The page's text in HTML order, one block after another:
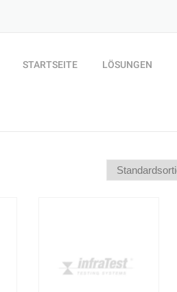
STARTSEITE LÖSUNGEN